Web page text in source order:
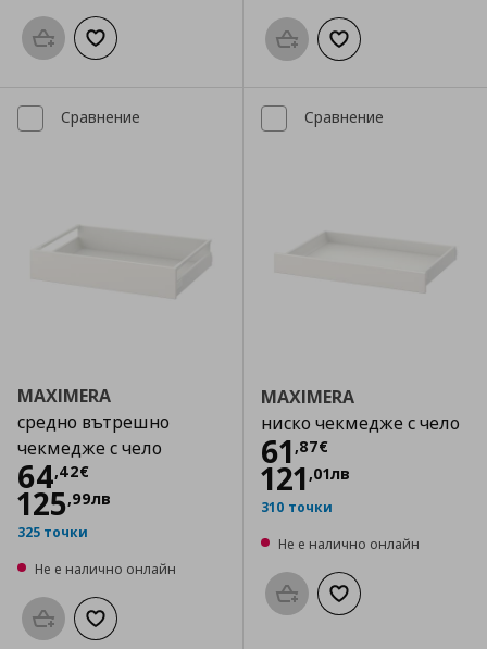
Προσθήκη στο καλάθι
Добави към списъка с любимиΠροσθήκη στο καλάθι
Добави към
Сравнение
MAXIMERA
средно вътрешно
чекмедже с чело
64,42€
Цена
125,99лв
325 точки
Не е налично онлайн
Προσθήκη στο καλάθι
Добави към списъка с любими
Сравнение
MAXIMERA
ниско чекмедже с чело
61 ,87€
Цена
121 ,01лв
310 точки
Не е налично онлайн
Προσθήκη στο καλάθι
Добави към